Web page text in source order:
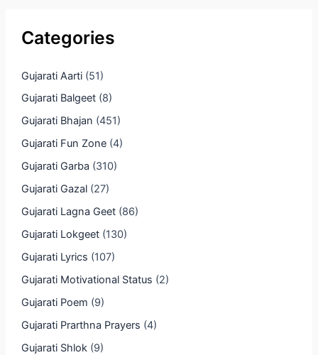
Categories
Gujarati Aarti(51)
Gujarati Balgeet(8)
Gujarati Bhajan (451)
Gujarati Fun Zone(4)
Gujarati Garba (310)
Gujarati Gazal(27)
Gujarati Lagna Geet(86)
Gujarati Lokgeet(130)
Gujarati Lyrics (107)
Gujarati Motivational Status (2)
Gujarati Poem (9)
Gujarati Prarthna Prayers (4)
Gujarati Shlok(9)